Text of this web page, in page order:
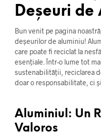
Deșeuri de
Bun venit pe pagina
deșeurilor de aluminiu!
care poate fi reciclat la
esențiale. Într-o lume tot
sustenabilității, reciclarea
doar o responsabilitate, ci
Aluminiul: Un
Valoros